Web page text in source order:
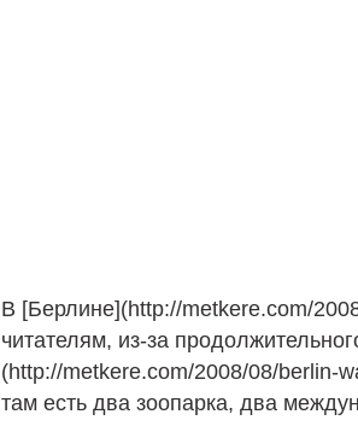
В [Берлине](http://metkere.com/
читателям, из-за
(http://metkere.com/2008/08/berlin-
там есть два зоопарка, два